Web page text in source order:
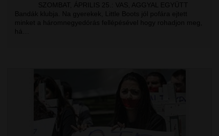
SZOMBAT, ÁPRILIS 25.: VAS, AGGYAL EGYÜTT
Bandák klubja. Na gyerekek, Little Boots jól pofára ejtett
minket a háromnegyedórás fellépésével hogy rohadjon meg,
há…